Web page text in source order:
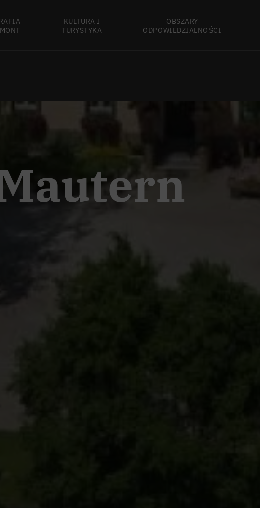
KULTURA I
TURYSTYKA
OBSZARY
ODPOWIEDZIALNOŚCI